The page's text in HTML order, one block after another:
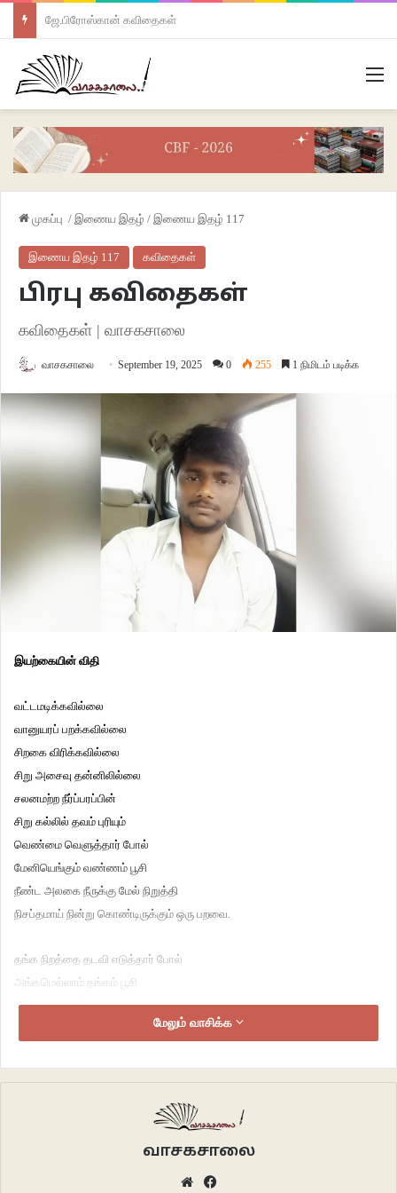
ஜே.பிரோஸ்கான் கவிதைகள்
முகப்பு / இணைய இதழ் / இணைய இதழ் 117
இணைய இதழ் 117 கவிதைகள்
பிரபு கவிதைகள்
கவிதைகள் | வாசகசாலை
வாசகசாலை September 19, 2025 0 255 1 நிமிடம் படிக்க
இயற்கையின் விதி
வட்டமடிக்கவில்லை
வானுயரப் பறக்கவில்லை
சிறகை விரிக்கவில்லை
சிறு அசைவு தன்னிலில்லை
சலனமற்ற நீர்ப்பரப்பின்
சிறு கல்லில் தவம் புரியும்
வெண்மை வெளுத்தார் போல்
மேனியெங்கும் வண்ணம் பூசி
நீண்ட அலகை நீருக்கு மேல் நிறுத்தி
நிசப்தமாய் நின்று கொண்டிருக்கும் ஒரு பறவை.
தங்க நிறத்தை தடவி எடுத்தார் போல்
அங்கமெல்லாம் தங்கம் பூசி
வெள்ளை வால் துடுப்பை
விளையாட்டுக்குக் கூட ஆட்டாமல்மேலும் வாசிக்க
வாசகசாலை
Website